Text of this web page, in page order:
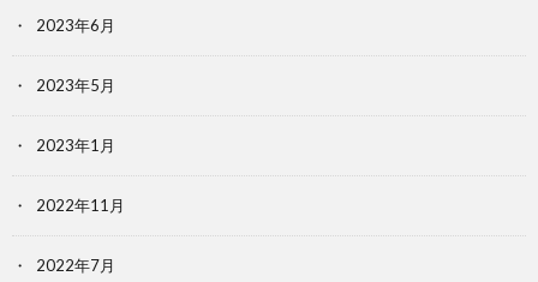
2023年6月
2023年5月
2023年1月
2022年11月
2022年7月